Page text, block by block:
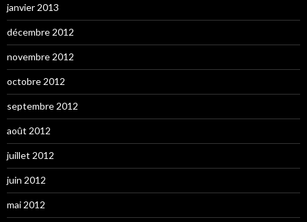
janvier 2013
décembre 2012
novembre 2012
octobre 2012
septembre 2012
août 2012
juillet 2012
juin 2012
mai 2012